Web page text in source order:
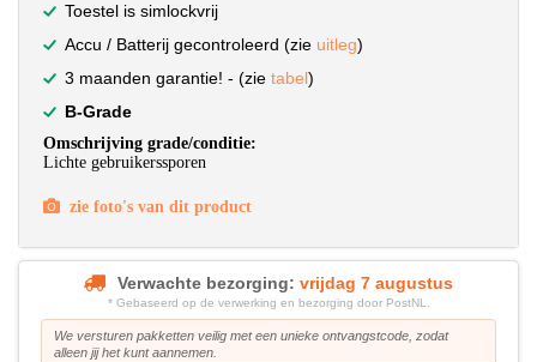
Toestel is simlockvrij
Accu / Batterij gecontroleerd (zie uitleg)
3 maanden garantie! - (zie tabel)
B-Grade
Omschrijving grade/conditie:
Lichte gebruikerssporen
zie foto's van dit product
Verwachte bezorging: vrijdag 7 augustus
* Gebaseerd op de verwerking en bezorging door PostNL.
We versturen pakketten veilig met een unieke ontvangstcode, zodat
alleen jij het kunt aannemen.